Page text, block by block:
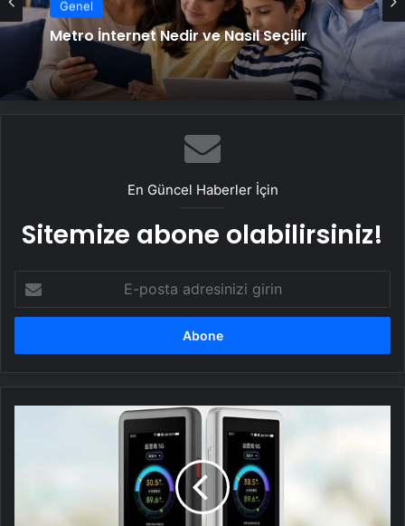
Genel
Metro İnternet Nedir ve Nasıl Seçilir
En Güncel Haberler İçin
Sitemize abone olabilirsiniz!
posta
adresinizi